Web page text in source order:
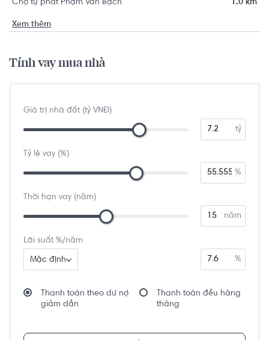
Chợ tự phát Phạm Văn Bạch 1.0 km
Xem thêm
Tính vay mua nhà
Giá trị nhà đất (tỷ VNĐ)
tỷ
Tỷ lệ vay (%)
%
Thời hạn vay (năm)
năm
Lãi suất %/năm
Mặc định %
Thanh toán theo dư nợ
giảm dần
Thanh toán đều hàng
tháng